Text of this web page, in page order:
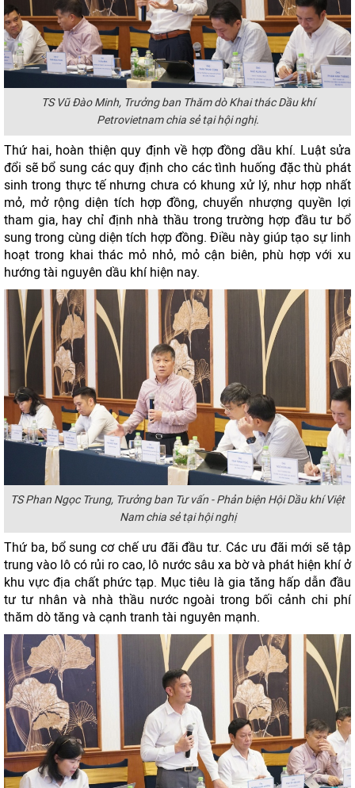
TS Vũ Đào Minh, Trưởng ban Thăm dò Khai thác Dầu khí
Petrovietnam chia sẻ tại hội nghị.
Thứ hai, hoàn thiện quy định về hợp đồng dầu khí. Luật sửa
đổi sẽ bổ sung các quy định cho các tình huống đặc thù phát
sinh trong thực tế nhưng chưa có khung xử lý, như hợp nhất
mỏ, mở rộng diện tích hợp đồng, chuyển nhượng quyền lợi
tham gia, hay chỉ định nhà thầu trong trường hợp đầu tư bổ
sung trong cùng diện tích hợp đồng. Điều này giúp tạo sự linh
hoạt trong khai thác mỏ nhỏ, mỏ cận biên, phù hợp với xu
hướng tài nguyên dầu khí hiện nay.
TS Phan Ngọc Trung, Trưởng ban Tư vấn - Phản biện Hội Dầu khí Việt
Nam chia sẻ tại hội nghị
Thứ ba, bổ sung cơ chế ưu đãi đầu tư. Các ưu đãi mới sẽ tập
trung vào lô có rủi ro cao, lô nước sâu xa bờ và phát hiện khí ở
khu vực địa chất phức tạp. Mục tiêu là gia tăng hấp dẫn đầu
tư tư nhân và nhà thầu nước ngoài trong bối cảnh chi phí
thăm dò tăng và cạnh tranh tài nguyên mạnh.